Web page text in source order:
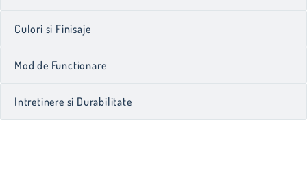
Culori si Finisaje
Mod de Functionare
Intretinere si Durabilitate